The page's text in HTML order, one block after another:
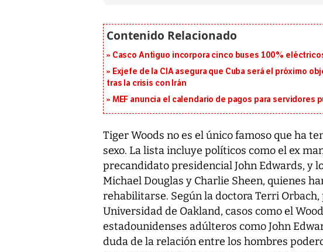
Casco Antiguo incorpora cinco buses 100%
Exjefe de la CIA asegura que Cuba será el próximo
tras la crisis con Irán
MEF anuncia el calendario de pagos para servidores
Tiger Woods no es el único famoso que ha
sexo. La lista incluye políticos como el ex
precandidato presidencial John Edwards, y
Michael Douglas y Charlie Sheen, quienes
rehabilitarse. Según la doctora Terri
Universidad de Oakland, casos como el
estadounidenses adúlteros como John
duda de la relación entre los hombres